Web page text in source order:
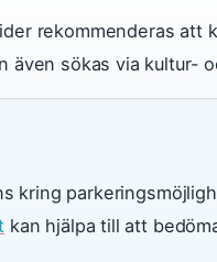
rekommenderas att
även sökas via kultur-
kring
kan hjälpa till att